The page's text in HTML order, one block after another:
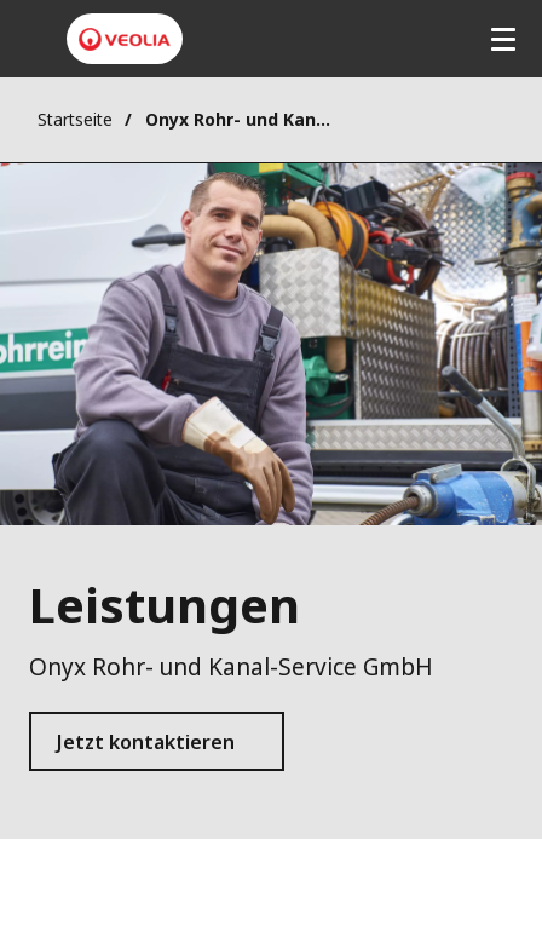
Startseite Onyx Rohr- und Kanal-Service GmbH - Leistungen
Leistungen
Onyx Rohr- und Kanal-Service GmbH
Jetzt kontaktieren